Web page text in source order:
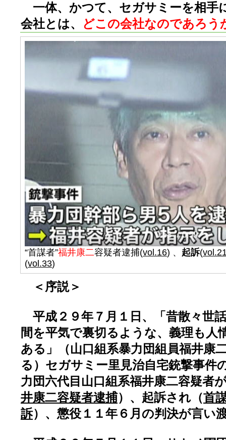
一体、かつて、セガサミーを相手
会社とは、
どこの会社なのであろう
“首謀者”福井康二容疑者逮捕(vol.16) 、 起訴(
(vol.33)
＜序説＞
平成２９年７月１日、「昔散々世
間を平気で裏切るような、義理も人
ある」（山口組系暴力団組員福井康
る）セガサミー里見治自宅銃撃事件
力団六代目山口組系福井康二容疑者
井康二容疑者逮捕）、起訴され（首
訴）、懲役１１年６月の判決が言い